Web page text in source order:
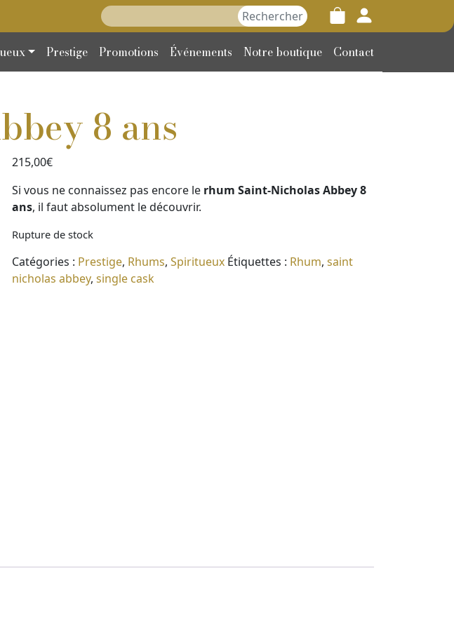
Rechercher :
Prestige Promotions Événements Notre boutique Contact
8 ans
215,00€
Si vous ne connaissez pas encore le rhum Saint-Nicholas Abbey 8
ans, il faut absolument le découvrir.
Rupture de stock
Catégories : Prestige, Rhums, Spiritueux Étiquettes : Rhum, saint
nicholas abbey, single cask